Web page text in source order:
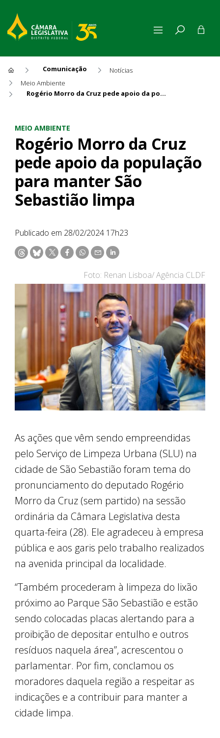
Comunicação
Notícias
Meio Ambiente
Rogério Morro da Cruz pede apoio da população para manter São Sebastião limpa
MEIO AMBIENTE
Rogério Morro da Cruz
pede apoio da população
para manter São
Sebastião limpa
Publicado em 28/02/2024 17h23
Foto: Renan Lisboa/ Agência CLDF
As ações que vêm sendo empreendidas
pelo Serviço de Limpeza Urbana (SLU) na
cidade de São Sebastião foram tema do
pronunciamento do deputado Rogério
Morro da Cruz (sem partido) na sessão
ordinária da Câmara Legislativa desta
quarta-feira (28). Ele agradeceu à empresa
pública e aos garis pelo trabalho realizados
na avenida principal da localidade.
“Também procederam à limpeza do lixão
próximo ao Parque São Sebastião e estão
sendo colocadas placas alertando para a
proibição de depositar entulho e outros
resíduos naquela área”, acrescentou o
parlamentar. Por fim, conclamou os
moradores daquela região a respeitar as
indicações e a contribuir para manter a
cidade limpa.